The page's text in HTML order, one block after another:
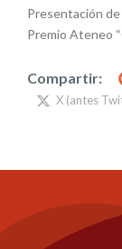
Presentación de
Premio Ateneo
Compartir:
X (antes